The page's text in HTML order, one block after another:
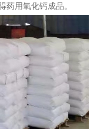
药用氧化钙成品。